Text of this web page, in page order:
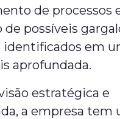
de processos
possíveis
identificados em
aprofundada.
estratégica e
a empresa tem